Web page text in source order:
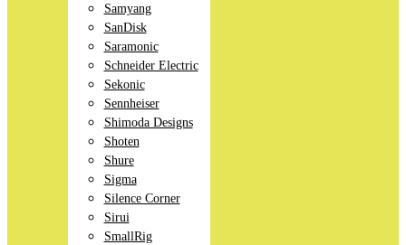
Samyang
SanDisk
Saramonic
Schneider Electric
Sekonic
Sennheiser
Shimoda Designs
Shoten
Shure
Sigma
Silence Corner
Sirui
SmallRig